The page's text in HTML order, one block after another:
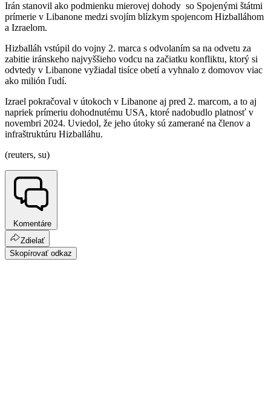
Irán stanovil ako podmienku mierovej dohody so Spojenými štátmi
prímerie v Libanone medzi svojím blízkym spojencom Hizballáhom
a Izraelom.
Hizballáh vstúpil do vojny 2. marca s odvolaním sa na odvetu za
zabitie iránskeho najvyššieho vodcu na začiatku konfliktu, ktorý si
odvtedy v Libanone vyžiadal tisíce obetí a vyhnalo z domovov viac
ako milión ľudí.
Izrael pokračoval v útokoch v Libanone aj pred 2. marcom, a to aj
napriek prímeriu dohodnutému USA, ktoré nadobudlo platnosť v
novembri 2024. Uviedol, že jeho útoky sú zamerané na členov a
infraštruktúru Hizballáhu.
(reuters, su)
Komentáre
Zdielať
Skopírovať odkaz